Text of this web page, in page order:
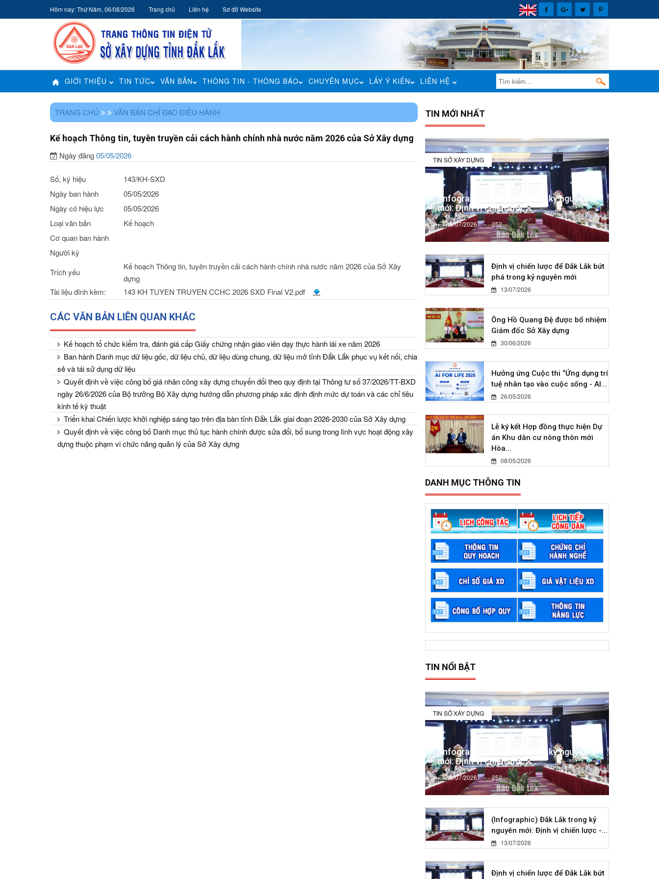
Hôm nay: Thứ Năm, 06/08/2026 Trang chủ Liên hệ Sơ đồ Website
GIỚI THIỆU TIN TỨC VĂN BẢN THÔNG TIN - THÔNG BÁO CHUYÊN MỤC LẤY Ý KIẾN LIÊN HỆ
TRANG CHỦ VĂN BẢN CHỈ ĐẠO ĐIỀU HÀNH
Kế hoạch Thông tin, tuyên truyền cải cách hành chính nhà nước năm 2026 của Sở Xây dựng
Ngày đăng05/05/2026
Số, ký hiệu
143/KH-SXD
Ngày ban hành
05/05/2026
Ngày có hiệu lực
05/05/2026
Loại văn bản
Kế hoạch
Cơ quan ban hành
Người ký
Trích yếu
Kế hoạch Thông tin, tuyên truyền cải cách hành chính nhà nước năm 2026 của Sở Xây
dựng
Tài liệu đính kèm:
143 KH TUYEN TRUYEN CCHC 2026 SXD Final V2.pdf
CÁC VĂN BẢN LIÊN QUAN KHÁC
Kế hoạch tổ chức kiểm tra, đánh giá cấp Giấy chứng nhận giáo viên dạy thực hành lái xe năm 2026
Ban hành Danh mục dữ liệu gốc, dữ liệu chủ, dữ liệu dùng chung, dữ liệu mở tỉnh Đắk Lắk phục vụ kết nối, chia
sẻ và tái sử dụng dữ liệu
Quyết định về việc công bố giá nhân công xây dựng chuyển đổi theo quy định tại Thông tư số 37/2026/TT-BXD
ngày 26/6/2026 của Bộ trưởng Bộ Xây dựng hướng dẫn phương pháp xác định định mức dự toán và các chỉ tiêu
kinh tế kỹ thuật
Triển khai Chiến lược khởi nghiệp sáng tạo trên địa bàn tỉnh Đắk Lắk giai đoạn 2026-2030 của Sở Xây dựng
Quyết định về việc công bố Danh mục thủ tục hành chính được sửa đổi, bổ sung trong lĩnh vực hoạt động xây
dựng thuộc phạm vi chức năng quản lý của Sở Xây dựng
TIN MỚI NHẤT
TIN SỞ XÂY DỰNG
(Infographic) Đắk Lắk trong kỷ nguyên
mới: Định vị chiến lược -...
13/07/2026 252
Định vị chiến lược để Đắk Lắk bứt
phá trong kỷ nguyên mới
13/07/2026
Ông Hồ Quang Đệ được bổ nhiệm
Giám đốc Sở Xây dựng
30/06/2026
Hưởng ứng Cuộc thi “Ứng dụng trí
tuệ nhân tạo vào cuộc sống - AI...
26/05/2026
Lễ ký kết Hợp đồng thực hiện Dự
án Khu dân cư nông thôn mới
Hòa...
08/05/2026
DANH MỤC THÔNG TIN
TIN NỔI BẬT
TIN SỞ XÂY DỰNG
(Infographic) Đắk Lắk trong kỷ nguyên
mới: Định vị chiến lược -...
13/07/2026 252
(Infographic) Đắk Lắk trong kỷ
nguyên mới: Định vị chiến lược -...
13/07/2026
Định vị chiến lược để Đắk Lắk bứt